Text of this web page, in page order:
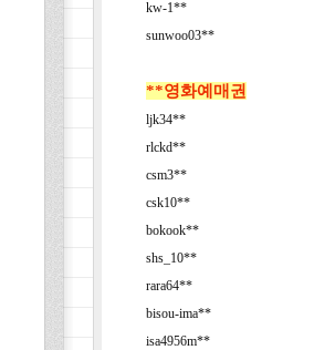
kw-1**
sunwoo03**
**영화예매권
ljk34**
rlckd**
csm3**
csk10**
bokook**
shs_10**
rara64**
bisou-ima**
isa4956m**